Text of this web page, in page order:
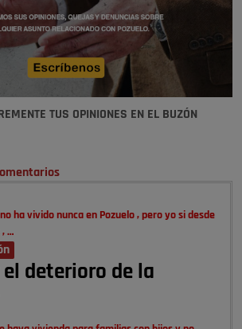
TUS OPINIONES EN EL BUZÓN
ha vivido nunca en Pozuelo , pero yo si desde
, …
el deterioro de la